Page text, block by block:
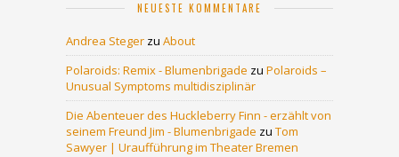
NEUESTE KOMMENTARE
Andrea Steger zu About
Polaroids: Remix - Blumenbrigade zu Polaroids –
Unusual Symptoms multidisziplinär
Die Abenteuer des Huckleberry Finn - erzählt von
seinem Freund Jim - Blumenbrigade zu Tom
Sawyer | Uraufführung im Theater Bremen